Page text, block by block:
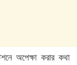
অপেক্ষা করার কথা